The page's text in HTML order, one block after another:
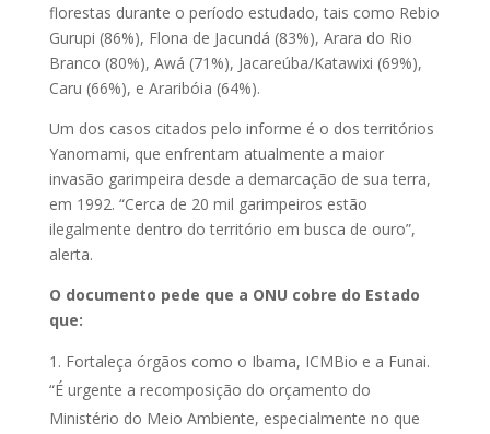
florestas durante o período estudado, tais como Rebio
Gurupi (86%), Flona de Jacundá (83%), Arara do Rio
Branco (80%), Awá (71%), Jacareúba/Katawixi (69%),
Caru (66%), e Araribóia (64%).
Um dos casos citados pelo informe é o dos territórios
Yanomami, que enfrentam atualmente a maior
invasão garimpeira desde a demarcação de sua terra,
em 1992. “Cerca de 20 mil garimpeiros estão
ilegalmente dentro do território em busca de ouro”,
alerta.
O documento pede que a ONU cobre do Estado
que:
Fortaleça órgãos como o Ibama, ICMBio e a Funai.
“É urgente a recomposição do orçamento do
Ministério do Meio Ambiente, especialmente no que